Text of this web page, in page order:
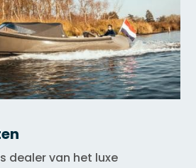
dealer van het luxe